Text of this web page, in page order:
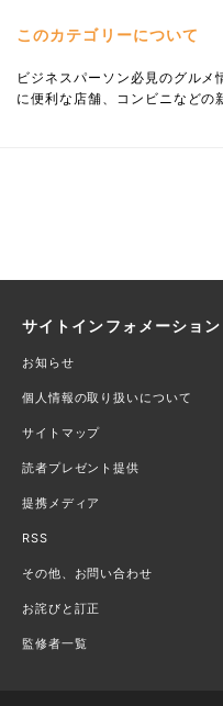
このカテゴリーについて
ビジネスパーソン必見のグル
に便利な店舗、コンビニなどの
サイトインフォメーション
お知らせ
個人情報の取り扱いについて
サイトマップ
読者プレゼント提供
提携メディア
RSS
その他、お問い合わせ
お詫びと訂正
監修者一覧